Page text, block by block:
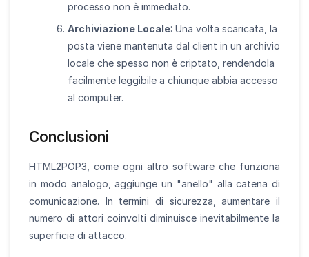
processo non è immediato.
Archiviazione Locale: Una volta scaricata, la
posta viene mantenuta dal client in un archivio
locale che spesso non è criptato, rendendola
facilmente leggibile a chiunque abbia accesso
al computer.
Conclusioni
HTML2POP3, come ogni altro software che funziona
in modo analogo, aggiunge un "anello" alla catena di
comunicazione. In termini di sicurezza, aumentare il
numero di attori coinvolti diminuisce inevitabilmente la
superficie di attacco.